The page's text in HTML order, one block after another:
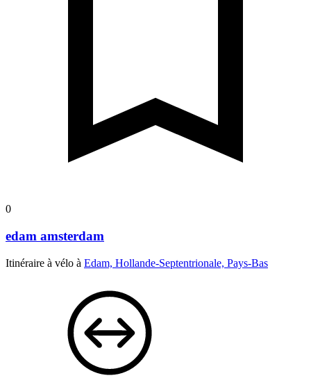
0
edam amsterdam
Itinéraire à vélo à Edam, Hollande-Septentrionale, Pays-Bas